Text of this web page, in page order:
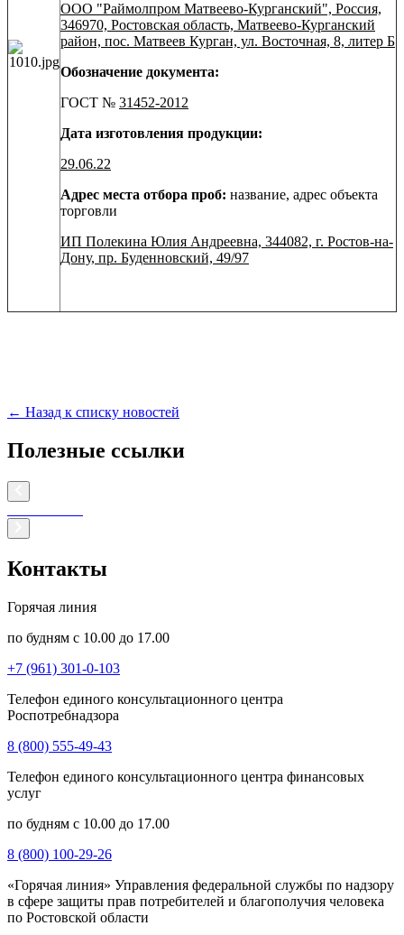
ООО "Раймолпром Матвеево-Курганский", Россия,
346970, Ростовская область, Матвеево-Курганский
район, пос. Матвеев Курган, ул. Восточная, 8, литер Б
Обозначение документа:
ГОСТ № 31452-2012
Дата изготовления продукции:
29.06.22
Адрес места отбора проб: название, адрес объекта
торговли
ИП Полекина Юлия Андреевна, 344082, г. Ростов-на-
Дону, пр. Буденновский, 49/97
← Назад к списку новостей
Полезные ссылки
Контакты
Горячая линия
по будням с 10.00 до 17.00
+7 (961) 301-0-103
Телефон единого консультационного центра
Роспотребнадзора
8 (800) 555-49-43
Телефон единого консультационного центра финансовых
услуг
по будням с 10.00 до 17.00
8 (800) 100-29-26
«Горячая линия» Управления федеральной службы по надзору
в сфере защиты прав потребителей и благополучия человека
по Ростовской области